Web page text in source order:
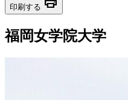
印刷する
福岡女学院大学